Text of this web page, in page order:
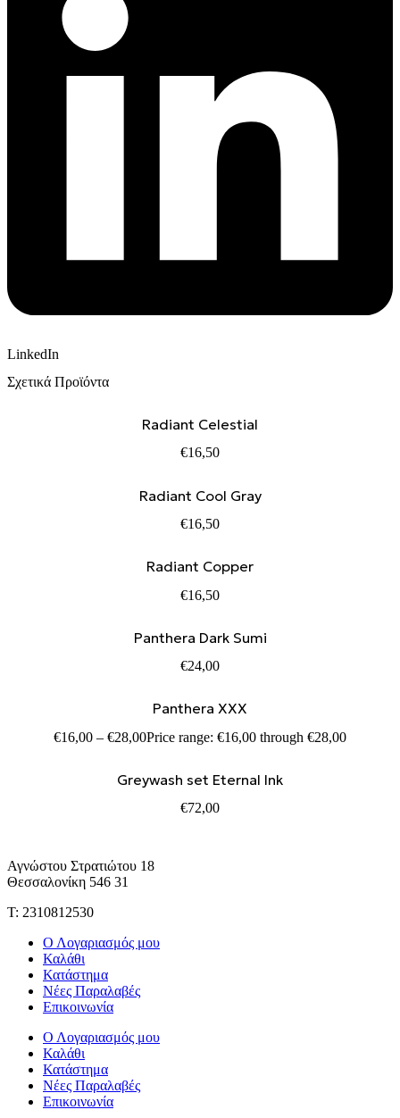
LinkedIn
Σχετικά Προϊόντα
Radiant Celestial
€16,50
Radiant Cool Gray
€16,50
Radiant Copper
€16,50
Panthera Dark Sumi
€24,00
Panthera XXX
€16,00 – €28,00Price range: €16,00 through €28,00
Greywash set Eternal Ink
€72,00
Αγνώστου Στρατιώτου 18
Θεσσαλονίκη 546 31
Τ: 2310812530
Ο Λογαριασμός μου
Καλάθι
Κατάστημα
Νέες Παραλαβές
Επικοινωνία
Ο Λογαριασμός μου
Καλάθι
Κατάστημα
Νέες Παραλαβές
Επικοινωνία